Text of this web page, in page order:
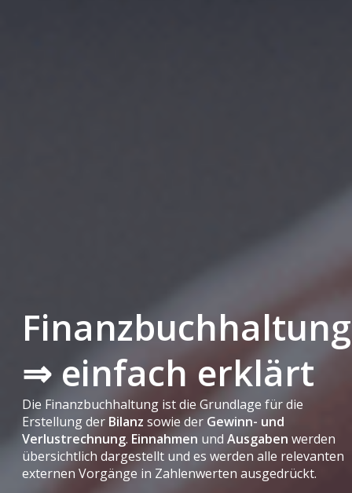
Finanzbuchhaltung
⇒ einfach erklärt
Die Finanzbuchhaltung ist die Grundlage für die
Erstellung der Bilanz sowie der Gewinn- und
Verlustrechnung. Einnahmen undAusgaben werden
übersichtlich dargestellt und es werden alle relevanten
externen Vorgänge in Zahlenwerten ausgedrückt.